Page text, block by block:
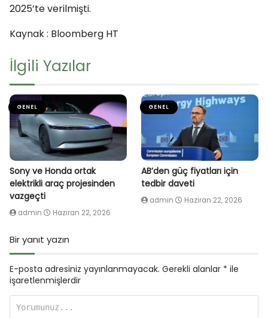
2025’te verilmişti.
Kaynak : Bloomberg HT
İlgili Yazılar
GENEL
Sony ve Honda ortak
elektrikli araç projesinden
vazgeçti
admin Haziran 22, 2026
GENEL
AB’den güç fiyatları için
tedbir daveti
admin Haziran 22, 2026
Bir yanıt yazın
E-posta adresiniz yayınlanmayacak. Gerekli alanlar * ile
işaretlenmişlerdir